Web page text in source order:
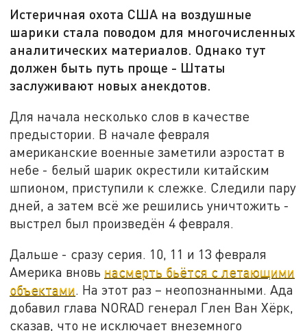
Истеричная охота США на воздушные
шарики стала поводом для многочисленных
аналитических материалов. Однако тут
должен быть путь проще - Штаты
заслуживают новых анекдотов.
Для начала несколько слов в качестве
предыстории. В начале февраля
американские военные заметили аэростат в
небе - белый шарик окрестили китайским
шпионом, приступили к слежке. Следили пару
дней, а затем всё же решились уничтожить -
выстрел был произведён 4 февраля.
Дальше - сразу серия. 10, 11 и 13 февраля
Америка вновь насмерть бьётся с летающими
объектами. На этот раз – неопознанными. Ада
добавил глава NORAD генерал Глен Ван Хёрк,
сказав, что не исключает внеземного